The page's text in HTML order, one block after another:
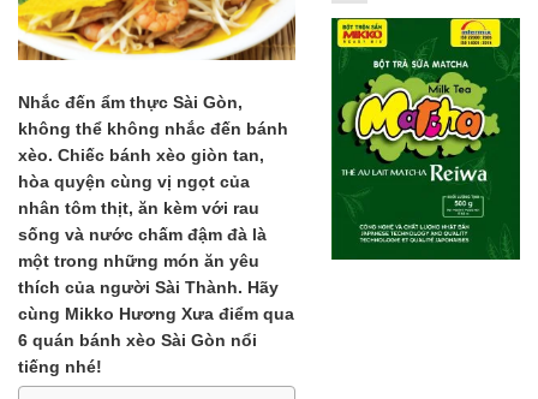
Nhắc đến ẩm thực Sài Gòn,
không thể không nhắc đến bánh
xèo. Chiếc bánh xèo giòn tan,
hòa quyện cùng vị ngọt của
nhân tôm thịt, ăn kèm với rau
sống và nước chấm đậm đà là
một trong những món ăn yêu
thích của người Sài Thành. Hãy
cùng Mikko Hương Xưa điểm qua
6 quán bánh xèo Sài Gòn nổi
tiếng nhé!